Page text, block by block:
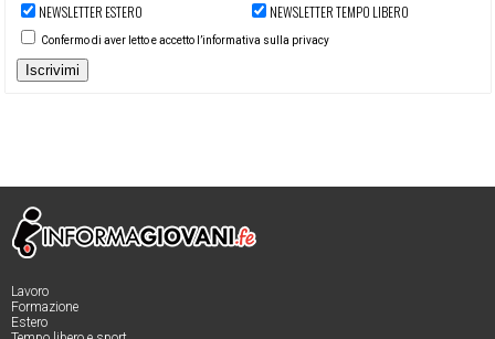
NEWSLETTER ESTERO
NEWSLETTER TEMPO LIBERO
Confermo di aver letto e accetto l’informativa sulla privacy
Iscrivimi
Lavoro
Formazione
Estero